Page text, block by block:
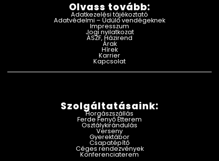
Olvass tovább:
Adatkezelési tájékoztató
Adatvédelmi – Üdülő vendégeknek
Impresszum
Jogi nyilatkozat
ÁSZF, Házirend
Árak
Hírek
Karrier
Kapcsolat
Szolgáltatásaink:
Horgászszállás
Ferde Fenyő Étterem
Osztálykirándulás
Verseny
Gyerektábor
Csapatépítő
Céges rendezvények
Konferenciaterem